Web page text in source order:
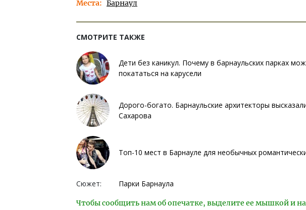
Места Барнаул
СМОТРИТЕ ТАКЖЕ
Дети без каникул. Почему в барнаульских парках
покататься на карусели
Дорого-богато. Барнаульские архитекторы
Сахарова
Топ-10 мест в Барнауле для необычных
Сюжет: Парки Барнаула
Чтобы сообщить нам об опечатке, выделите ее мышкой и